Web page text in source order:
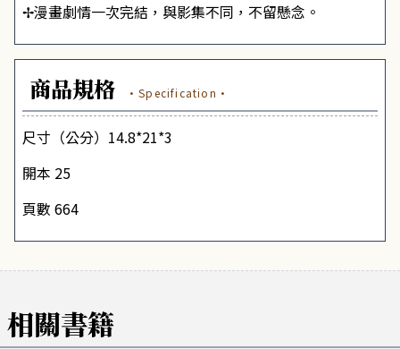
✢漫畫劇情一次完結，與影集不同，不留懸念。
商品規格 ·Specification·
尺寸（公分）14.8*21*3
開本 25
頁數 664
相關書籍